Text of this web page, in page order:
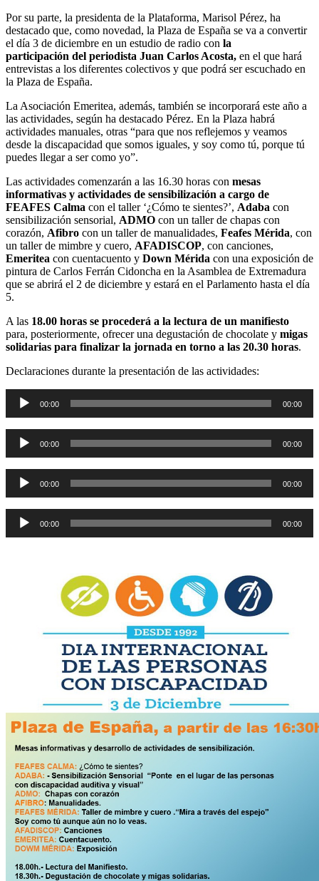
Por su parte, la presidenta de la Plataforma, Marisol Pérez, ha
destacado que, como novedad, la Plaza de España se va a convertir
el día 3 de diciembre en un estudio de radio con la
participación del periodista Juan Carlos Acosta, en el que hará
entrevistas a los diferentes colectivos y que podrá ser escuchado en
la Plaza de España.
La Asociación Emeritea, además, también se incorporará este año a
las actividades, según ha destacado Pérez. En la Plaza habrá
actividades manuales, otras “para que nos reflejemos y veamos
desde la discapacidad que somos iguales, y soy como tú, porque tú
puedes llegar a ser como yo”.
Las actividades comenzarán a las 16.30 horas con mesas
informativas y actividades de sensibilización a cargo de
FEAFES Calma con el taller ‘¿Cómo te sientes?’, Adaba con
sensibilización sensorial, ADMO con un taller de chapas con
corazón, Afibro con un taller de manualidades, Feafes Mérida, con
un taller de mimbre y cuero, AFADISCOP, con canciones,
Emeritea con cuentacuento y Down Mérida con una exposición de
pintura de Carlos Ferrán Cidoncha en la Asamblea de Extremadura
que se abrirá el 2 de diciembre y estará en el Parlamento hasta el día
5.
A las 18.00 horas se procederá a la lectura de un manifiesto
para, posteriormente, ofrecer una degustación de chocolate y migas
solidarias para finalizar la jornada en torno a las 20.30 horas.
Declaraciones durante la presentación de las actividades:
Reproductor
audio
00:00 00:00
Reproductor
audio
00:00 00:00
Reproductor
audio
00:00 00:00
Reproductor
audio
00:00 00:00